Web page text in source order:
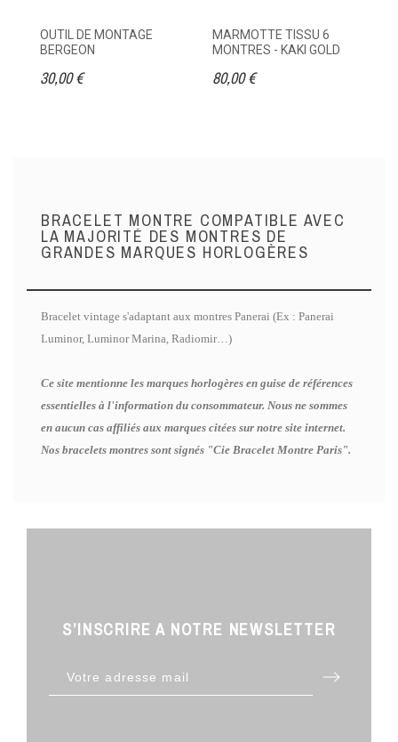
OUTIL DE MONTAGE
BERGEON
30,00 €
MARMOTTE TISSU 6
MONTRES - KAKI GOLD
80,00 €
BRACELET MONTRE COMPATIBLE AVEC
LA MAJORITÉ DES MONTRES DE
GRANDES MARQUES HORLOGÈRES
Bracelet vintage s'adaptant aux montres Panerai (Ex : Panerai
Luminor, Luminor Marina, Radiomir…)
Ce site mentionne les marques horlogères en guise de références
essentielles à l'information du consommateur. Nous ne sommes
en aucun cas affiliés aux marques citées sur notre site internet.
Nos bracelets montres sont signés "Cie Bracelet Montre Paris".
S’INSCRIRE A NOTRE NEWSLETTER